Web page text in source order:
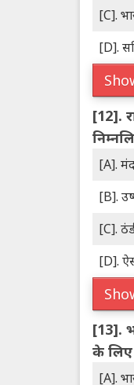
[C].
[D].
[12].
[A].
[B].
[C].
[D].
[13].
के लिए
[A].